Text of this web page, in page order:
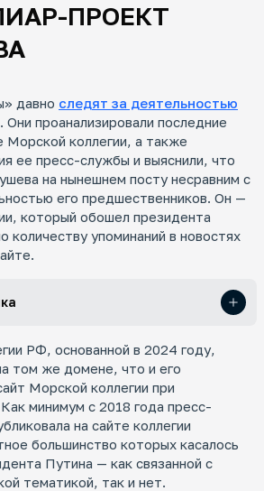
ПРОЕКТ
давно следят за деятельностью
проанализировали последние
Морской коллегии, а также
ее пресс-службы и выяснили, что
на нынешнем посту несравним с
его предшественников. Он —
который обошел президента
количеству упоминаний в новостях
РФ, основанной в 2024 году,
том же домене, что и его
Морской коллегии при
минимум с 2018 года пресс-
на сайте коллегии
большинство которых касалось
Путина — как связанной с
тематикой, так и нет.